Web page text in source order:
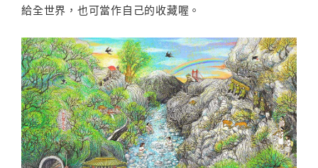
給全世界，也可當作自己的收藏喔。